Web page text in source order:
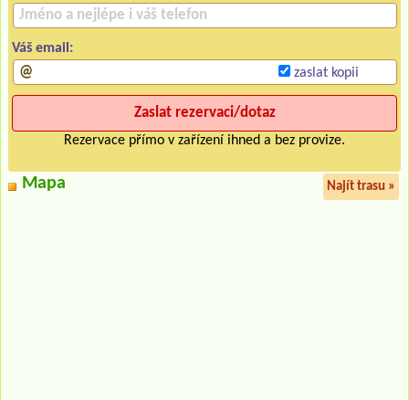
Váš email:
zaslat kopii
Rezervace přímo v zařízení ihned a bez provize.
Mapa Najít trasu »